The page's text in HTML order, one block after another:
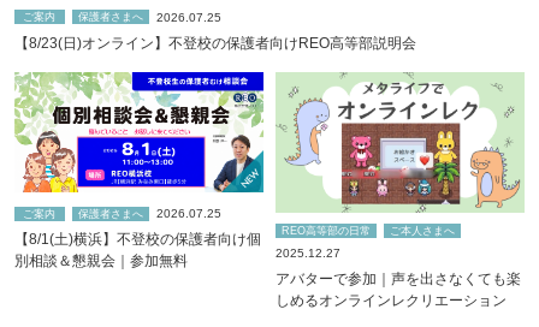
ご案内 保護者さまへ 2026.07.25
【8/23(日)オンライン】不登校の保護者向けREO高等部説明会
ご案内 保護者さまへ 2026.07.25
【8/1(土)横浜】不登校の保護者向け個
別相談＆懇親会｜参加無料
REO高等部の日常 ご本人さまへ
2025.12.27
アバターで参加｜声を出さなくても楽
しめるオンラインレクリエーション